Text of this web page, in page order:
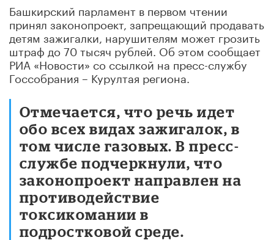
Башкирский парламент в первом чтении
принял законопроект, запрещающий продавать
детям зажигалки, нарушителям может грозить
штраф до 70 тысяч рублей. Об этом сообщает
РИА «Новости» со ссылкой на пресс-службу
Госсобрания – Курултая региона.
Отмечается, что речь идет
обо всех видах зажигалок, в
том числе газовых. В пресс-
службе подчеркнули, что
законопроект направлен на
противодействие
токсикомании в
подростковой среде.